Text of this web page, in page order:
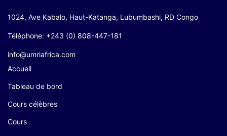
1024, Ave Kabalo, Haut-Katanga, Lubumbashi, RD Congo
Téléphone: +243 (0) 808-447-181
info@umriafrica.com
Accueil
Tableau de bord
Cours célèbres
Cours